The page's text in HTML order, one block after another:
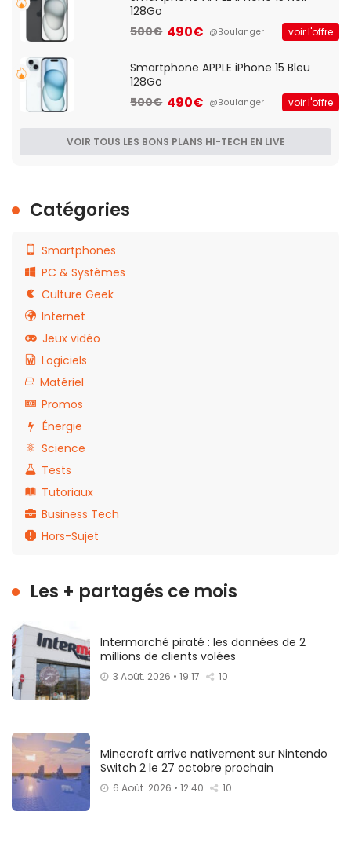
128Go
500€ 490€ @Boulanger voir l'offre
Smartphone APPLE iPhone 15 Bleu
128Go
500€ 490€ @Boulanger voir l'offre
VOIR TOUS LES BONS PLANS HI-TECH EN LIVE
Catégories
Smartphones
PC & Systèmes
Culture Geek
Internet
Jeux vidéo
Logiciels
Matériel
Promos
Énergie
Science
Tests
Tutoriaux
Business Tech
Hors-Sujet
Les + partagés ce mois
Intermarché piraté : les données de 2
millions de clients volées
3 Août. 2026 • 19:17 10
Minecraft arrive nativement sur Nintendo
Switch 2 le 27 octobre prochain
6 Août. 2026 • 12:40 10